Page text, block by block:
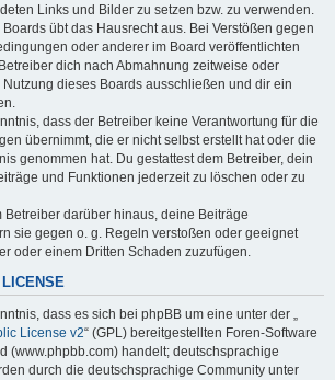
Links und Bilder zu setzen bzw. zu verwenden.
übt das Hausrecht aus. Bei Verstößen gegen
oder anderer im Board veröffentlichten
dich nach Abmahnung zeitweise oder
dieses Boards ausschließen und dir ein
dass der Betreiber keine Verantwortung für die
übernimmt, die er nicht selbst erstellt hat oder die
genommen hat. Du gestattest dem Betreiber, dein
und Funktionen jederzeit zu löschen oder zu
Betreiber darüber hinaus, deine Beiträge
sie gegen o. g. Regeln verstoßen oder geeignet
oder einem Dritten Schaden zuzufügen.
dass es sich bei phpBB um eine unter der „
License v2“ (GPL) bereitgestellten Foren-Software
(www.phpbb.com) handelt; deutschsprachige
durch die deutschsprachige Community unter